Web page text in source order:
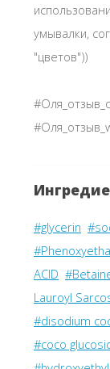
умывалки,
"цветов"))
#glycerin
ACID
Lauroyl
#disodium
#coco